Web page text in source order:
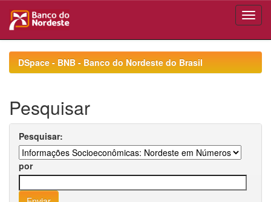
navigationDSpace - BNB - Banco do Nordeste do Brasil
Pesquisar
Pesquisar:
por